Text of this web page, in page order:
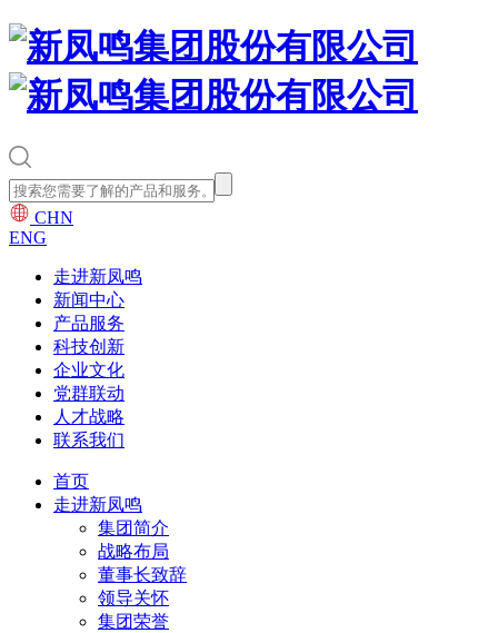
CHN
ENG
走进新凤鸣
新闻中心
产品服务
科技创新
企业文化
党群联动
人才战略
联系我们
首页
走进新凤鸣
集团简介
战略布局
董事长致辞
领导关怀
集团荣誉